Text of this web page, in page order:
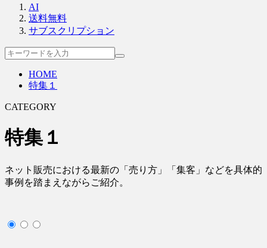
AI
送料無料
サブスクリプション
HOME
特集１
CATEGORY
特集１
ネット販売における最新の「売り方」「集客」などを具体的
事例を踏まえながらご紹介。